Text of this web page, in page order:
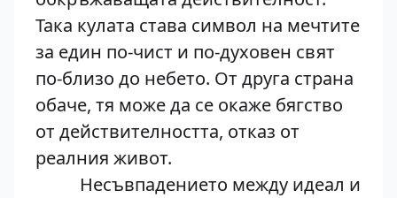
Така кулата става символ на мечтите
за един по-чист и по-духовен свят
по-близо до небето. От друга страна
обаче, тя може да се окаже бягство
от действителността, отказ от
реалния живот.
Несъвпадението между идеал и